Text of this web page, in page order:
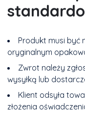
Produkt musi być
oryginalnym
Zwrot należy
wysyłką lub
Klient odsyła
złożenia